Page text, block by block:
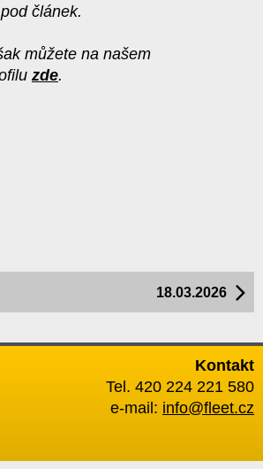
článek.
můžete na našem
zde.
18.03.2026
Kontakt
Tel. 420 224 221 580
e-mail: info@fleet.cz